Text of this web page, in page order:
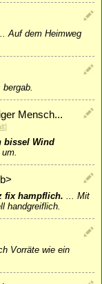
Auf dem Heimweg
Mensch...
]
bissel Wind
fix hampflich. ... Mit
handgreiflich.
Vorräte wie ein